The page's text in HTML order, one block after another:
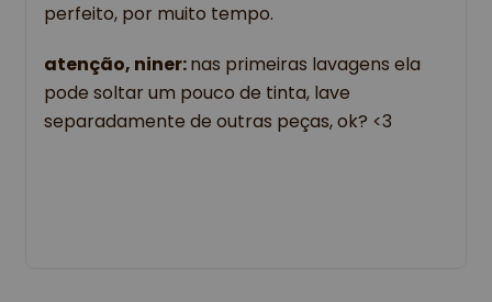
perfeito, por muito tempo.
atenção, niner:nas primeiras lavagens ela
pode soltar um pouco de tinta, lave
separadamente de outras peças, ok? <3